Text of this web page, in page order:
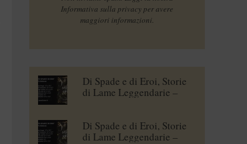
Informativa sulla privacy per avere
maggiori informazioni.
Di Spade e di Eroi, Storie
di Lame Leggendarie –
Di Spade e di Eroi, Storie
di Lame Leggendarie –